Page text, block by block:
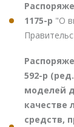
1175-р "О
592-р
моделей
качестве
средств,